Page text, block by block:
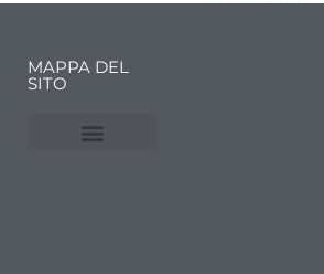
MAPPA DEL
SITO